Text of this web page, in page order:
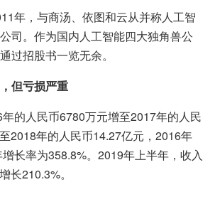
年，与商汤、依图和云从并称人工智
司。作为国内人工智能四大独角兽公
过招股书一览无余。
但亏损严重
的人民币6780万元增至2017年的人民
2018年的人民币14.27亿元，2016年
长率为358.8%。2019年上半年，收入
长210.3%。